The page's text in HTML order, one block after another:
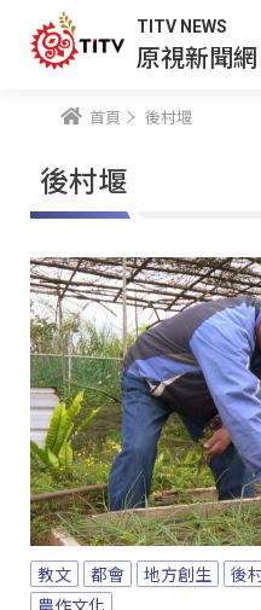
TITV NEWS
原視新聞網
首頁 後村堰
後村堰
教文 都會 地方創生 後
農作文化